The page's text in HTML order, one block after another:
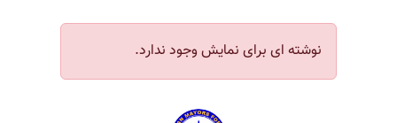
نوشته ای برای نمایش وجود ندارد.